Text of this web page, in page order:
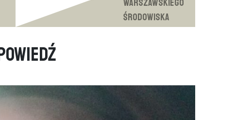
warszawskiego
środowiska